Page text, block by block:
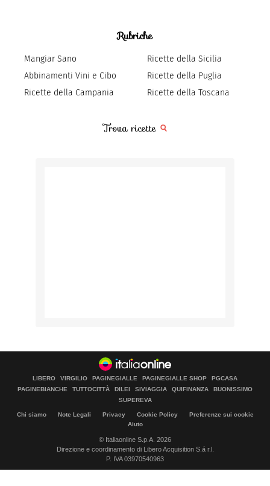
Rubriche
Mangiar Sano
Abbinamenti Vini e Cibo
Ricette della Campania
Ricette della Sicilia
Ricette della Puglia
Ricette della Toscana
Trova ricette
LIBERO VIRGILIO PAGINEGIALLE PAGINEGIALLE SHOP
PGCASA
PAGINEBIANCHE
TUTTOCITTÀ DILEI SIVIAGGIA QUIFINANZA
BUONISSIMO
SUPEREVA
Chi siamo Note Legali Privacy Cookie Policy
Preferenze sui cookie
Aiuto
© Italiaonline S.p.A. 2026
Direzione e coordinamento di Libero Acquisition S.á r.l.
P. IVA 03970540963